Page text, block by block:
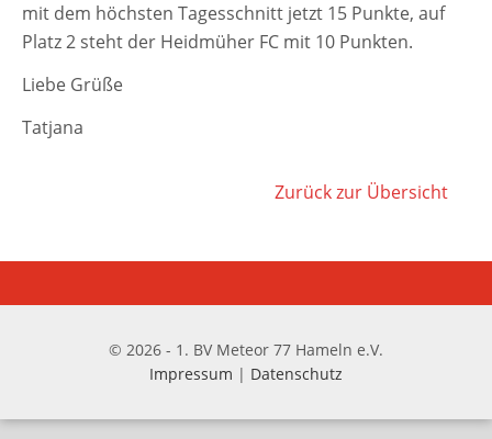
mit dem höchs­ten Tagesschnitt jetzt 15 Punkte, auf
Platz 2 steht der Heidmüher FC mit 10 Punkten.
Liebe Grüße
Tatjana
Zurück zur Übersicht
© 2026 - 1. BV Meteor 77 Hameln e.V.
Impressum | Datenschutz